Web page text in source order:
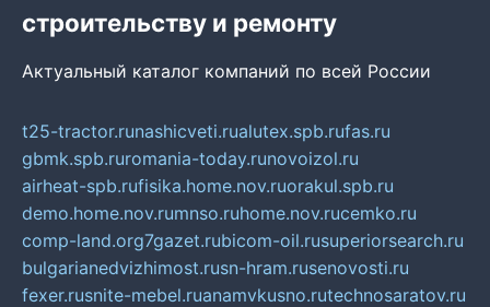
строительству и ремонту
Актуальный каталог компаний по всей России
t25-tractor.runashicveti.rualutex.spb.rufas.ru
gbmk.spb.ruromania-today.runovoizol.ru
airheat-spb.rufisika.home.nov.ruorakul.spb.ru
demo.home.nov.rumnso.ruhome.nov.rucemko.ru
comp-land.org7gazet.rubicom-oil.rusuperiorsearch.ru
bulgarianedvizhimost.rusn-hram.rusenovosti.ru
fexer.rusnite-mebel.ruanamvkusno.rutechnosaratov.ru